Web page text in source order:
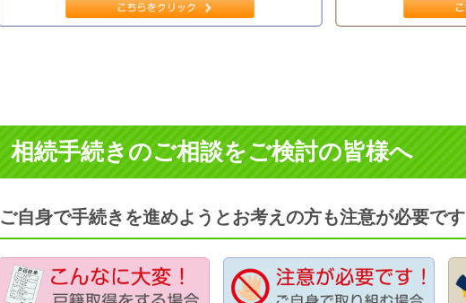
相続手続きのご相談をご検討の皆様へ
ご自身で手続きを進めようとお考えの方も注意が必要です